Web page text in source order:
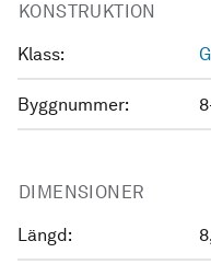
KONSTRUKTION
Klass:
Byggnummer:
DIMENSIONER
Längd: